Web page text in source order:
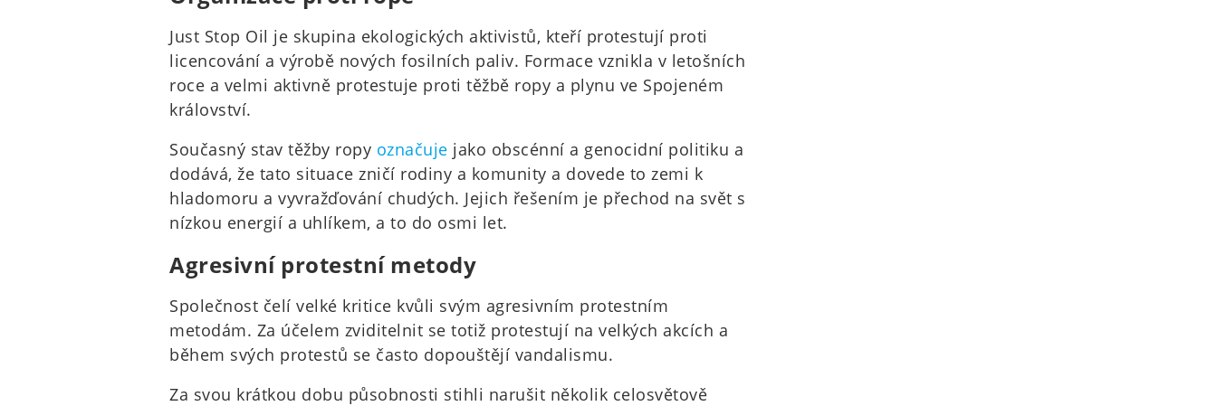
Just Stop Oil je skupina ekologických aktivistů, kteří protestují proti
licencování a výrobě nových fosilních paliv. Formace vznikla v letošních
roce a velmi aktivně protestuje proti těžbě ropy a plynu ve Spojeném
království.
Současný stav těžby ropy označuje jako obscénní a genocidní politiku a
dodává, že tato situace zničí rodiny a komunity a dovede to zemi k
hladomoru a vyvražďování chudých. Jejich řešením je přechod na svět s
nízkou energií a uhlíkem, a to do osmi let.
Agresivní protestní metody
Společnost čelí velké kritice kvůli svým agresivním protestním
metodám. Za účelem zviditelnit se totiž protestují na velkých akcích a
během svých protestů se často dopouštějí vandalismu.
Za svou krátkou dobu působnosti stihli narušit několik celosvětově